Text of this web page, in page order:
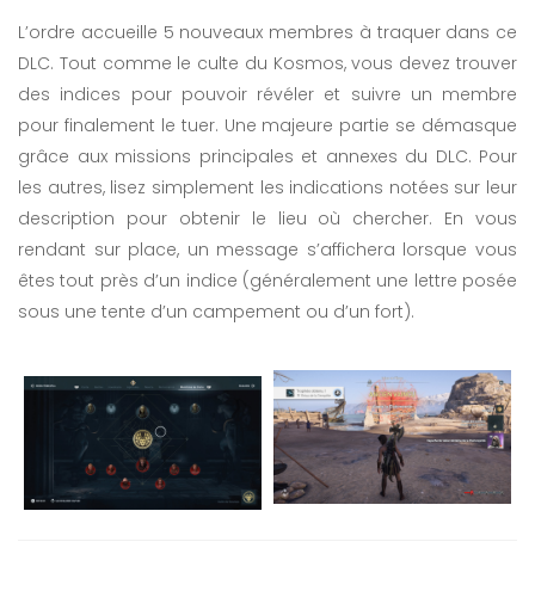
L’ordre accueille 5 nouveaux membres à traquer dans ce
DLC. Tout comme le culte du Kosmos, vous devez trouver
des indices pour pouvoir révéler et suivre un membre
pour finalement le tuer. Une majeure partie se démasque
grâce aux missions principales et annexes du DLC. Pour
les autres, lisez simplement les indications notées sur leur
description pour obtenir le lieu où chercher. En vous
rendant sur place, un message s’affichera lorsque vous
êtes tout près d’un indice (généralement une lettre posée
sous une tente d’un campement ou d’un fort).